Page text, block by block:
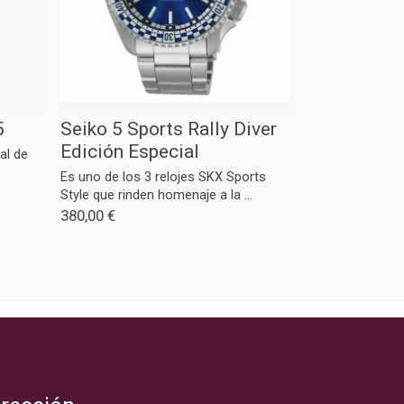
de
Seiko 5 Sports Rally Diver
Edición Especial
Es uno de los 3 relojes SKX Sports
Style que rinden homenaje a la ...
380,00 €